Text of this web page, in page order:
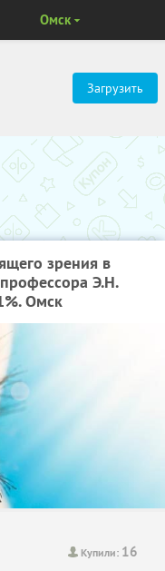
Загрузить
Омск
зрения в
Э.Н.
Омск
Купили: 16